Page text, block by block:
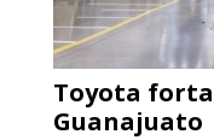
Aplicar al
Empresa
Toyota
Guanajuato